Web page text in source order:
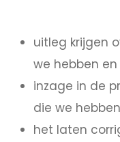
uitleg krijgen
we hebben
inzage in de
die we
het laten